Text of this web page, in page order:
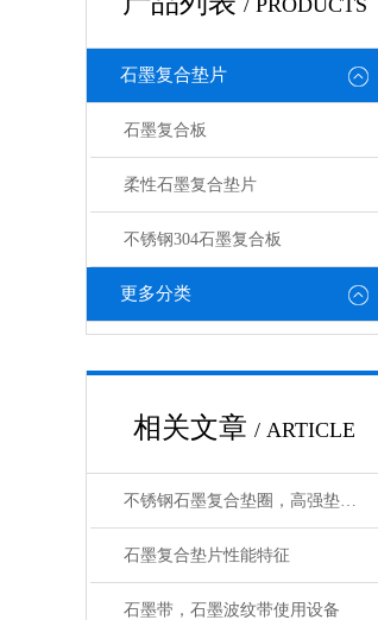
/ PRODUCTS
石墨复合垫片
石墨复合板
柔性石墨复合垫片
不锈钢304石墨复合板
更多分类
相关文章 / ARTICLE
不锈钢石墨复合垫圈，高强垫片生产工艺
石墨复合垫片性能特征
石墨带，石墨波纹带使用设备